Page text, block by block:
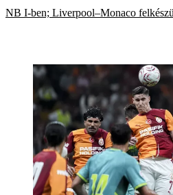
NB I-ben; Liverpool–Monaco